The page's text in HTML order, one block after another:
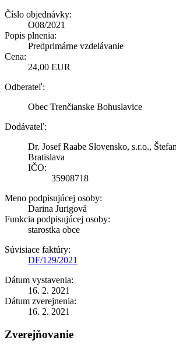
Číslo objednávky:
O08/2021
Popis plnenia:
Predprimárne vzdelávanie
Cena:
24,00 EUR
Odberateľ:
Obec Trenčianske Bohuslavice
Dodávateľ:
Dr. Josef Raabe Slovensko, s.r.o.,
Bratislava
IČO:
35908718
Meno podpisujúcej osoby:
Darina Jurigová
Funkcia podpisujúcej osoby:
starostka obce
Súvisiace faktúry:
DF/129/2021
Dátum vystavenia:
16. 2. 2021
Dátum zverejnenia:
16. 2. 2021
Zverejňovanie